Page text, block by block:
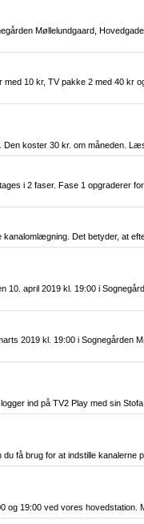
Møllelundgaard,
10 kr, TV pakke 2 med 40 kr
koster 30 kr. om måneden.
i 2 faser. Fase 1 opgraderer
Det betyder, at
april 2019 kl. 19:00 i
2019 kl. 19:00 i Sognegården
ind på TV2 Play med sin
få brug for at indstille kanalerne
19:00 ved vores hovedstation.